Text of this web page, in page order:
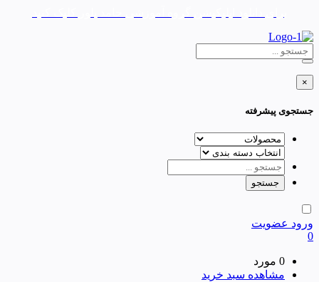
×
جستجوی پیشرفته
ورود عضویت
0
0 مورد
مشاهده سبد خرید